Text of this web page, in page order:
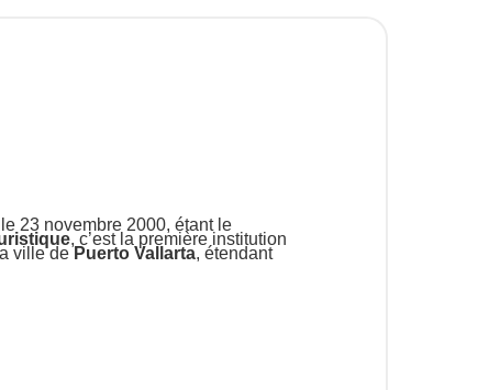
23 novembre 2000, étant le
, c’est la première institution
ville dePuerto Vallarta, étendant